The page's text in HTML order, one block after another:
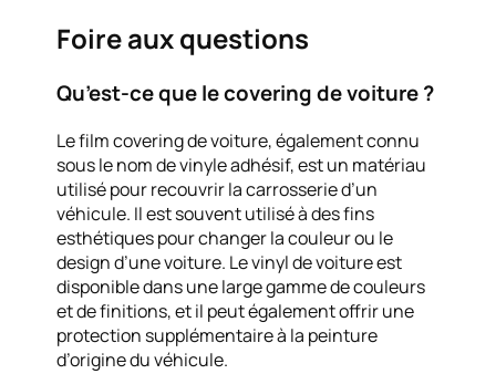
Foire aux questions
Qu’est-ce que le covering de voiture ?
Le film covering de voiture, également connu
sous le nom de vinyle adhésif, est un matériau
utilisé pour recouvrir la carrosserie d’un
véhicule. Il est souvent utilisé à des fins
esthétiques pour changer la couleur ou le
design d’une voiture. Le vinyl de voiture est
disponible dans une large gamme de couleurs
et de finitions, et il peut également offrir une
protection supplémentaire à la peinture
d’origine du véhicule.